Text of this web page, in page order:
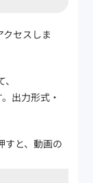
セスしま
出力形式・
すと、動画の